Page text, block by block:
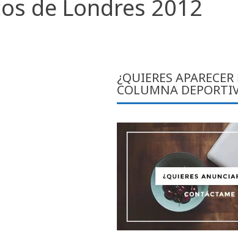
de Londres 2012
¿QUIERES
COLUMNA